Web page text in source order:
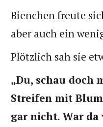
Bienchen freute
aber auch ein
Plötzlich sah sie
„Du, schau doch
Streifen mit
gar nicht. War